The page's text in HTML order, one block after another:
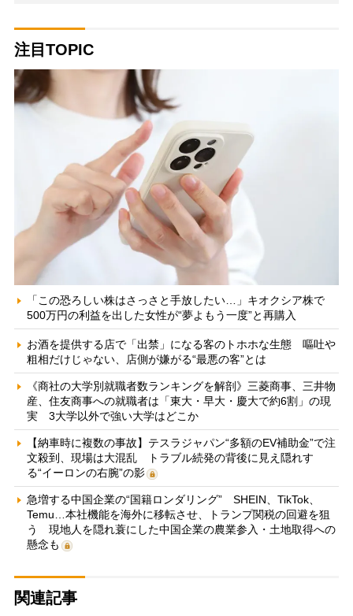
注目TOPIC
「この恐ろしい株はさっさと手放したい…」キオクシア株で
500万円の利益を出した女性が“夢よもう一度”と再購入
お酒を提供する店で「出禁」になる客のトホホな生態 嘔吐や
粗相だけじゃない、店側が嫌がる“最悪の客”とは
《商社の大学別就職者数ランキングを解剖》三菱商事、三井物
産、住友商事への就職者は「東大・早大・慶大で約6割」の現
実 3大学以外で強い大学はどこか
【納車時に複数の事故】テスラジャパン“多額のEV補助金”で注
文殺到、現場は大混乱 トラブル続発の背後に見え隠れす
る“イーロンの右腕”の影
急増する中国企業の“国籍ロンダリング” SHEIN、TikTok、
Temu…本社機能を海外に移転させ、トランプ関税の回避を狙
う 現地人を隠れ蓑にした中国企業の農業参入・土地取得への
懸念も
関連記事